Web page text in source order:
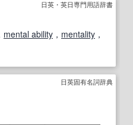
日英・英日専門用語辞書
mental ability ， mentality ，
日英固有名詞辞典